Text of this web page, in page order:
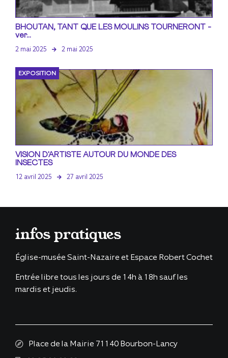
BHOUTAN, TANT QUE LES MOULINS TOURNERONT -
ver...
2 mai 2025 2 mai 2025
EXPOSITION
VISION D'ARTISTE AUTOUR DU MONDE DES
INSECTES
12 avril 2025 27 avril 2025
infos pratiques
Église-musée Saint-Nazaire et Espace Robert Cochet
Entrée libre tous les jours de 14h à 18h sauf les
mardis et jeudis.
Place de la Mairie 71140 Bourbon-Lancy